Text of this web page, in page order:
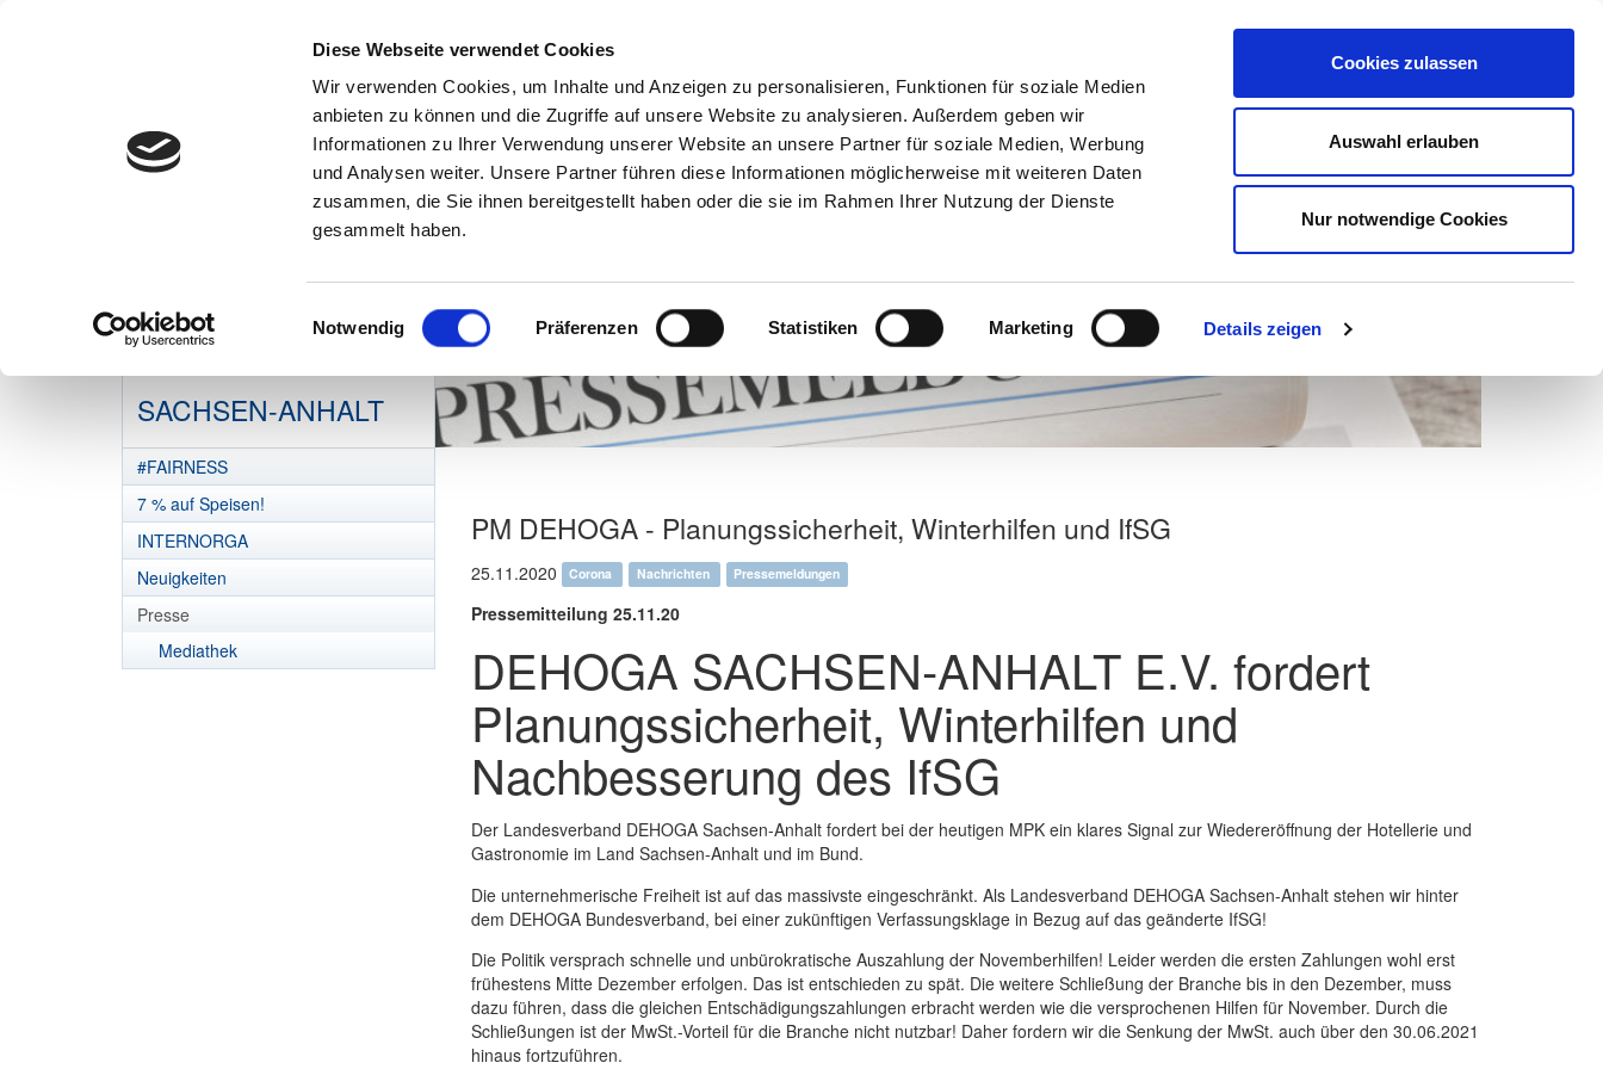
Diese Webseite verwendet Cookies
Wir verwenden Cookies, um Inhalte und Anzeigen zu personalisieren, Funktionen für soziale Medien
anbieten zu können und die Zugriffe auf unsere Website zu analysieren. Außerdem geben wir
Informationen zu Ihrer Verwendung unserer Website an unsere Partner für soziale Medien, Werbung
und Analysen weiter. Unsere Partner führen diese Informationen möglicherweise mit weiteren Daten
zusammen, die Sie ihnen bereitgestellt haben oder die sie im Rahmen Ihrer Nutzung der Dienste
gesammelt haben.
Einwilligungsauswahl
Notwendig Präferenzen Statistiken Marketing Details zeigen
Cookies zulassen
Auswahl erlauben
Nur notwendige Cookies
Aktuelles Über uns Marketing Mein DEHOGA
DEHOGA
SACHSEN-ANHALT
#FAIRNESS
7 % auf Speisen!
INTERNORGA
Neuigkeiten
Presse
Mediathek
PM DEHOGA - Planungssicherheit, Winterhilfen und IfSG
25.11.2020 Corona Nachrichten Pressemeldungen
Pressemitteilung 25.11.20
DEHOGA SACHSEN-ANHALT E.V. fordert
Planungssicherheit, Winterhilfen und
Nachbesserung des IfSG
Der Landesverband DEHOGA Sachsen-Anhalt fordert bei der heutigen MPK ein klares Signal zur Wiedereröffnung der Hotellerie und
Gastronomie im Land Sachsen-Anhalt und im Bund.
Die unternehmerische Freiheit ist auf das massivste eingeschränkt. Als Landesverband DEHOGA Sachsen-Anhalt stehen wir hinter
dem DEHOGA Bundesverband, bei einer zukünftigen Verfassungsklage in Bezug auf das geänderte IfSG!
Die Politik versprach schnelle und unbürokratische Auszahlung der Novemberhilfen! Leider werden die ersten Zahlungen wohl erst
frühestens Mitte Dezember erfolgen. Das ist entschieden zu spät. Die weitere Schließung der Branche bis in den Dezember, muss
dazu führen, dass die gleichen Entschädigungszahlungen erbracht werden wie die versprochenen Hilfen für November. Durch die
Schließungen ist der MwSt.-Vorteil für die Branche nicht nutzbar! Daher fordern wir die Senkung der MwSt. auch über den 30.06.2021
hinaus fortzuführen.